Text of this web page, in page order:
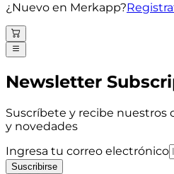
¿Nuevo en Merkapp?
Newsletter
Suscríbete y recibe nuestros
y novedades
Ingresa tu correo electrónico
Suscribirse